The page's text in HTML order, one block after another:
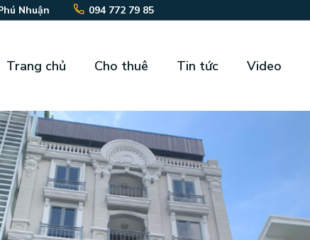
Nhuận 094 772 79 85
Trang chủ Cho thuê Tin tức Video